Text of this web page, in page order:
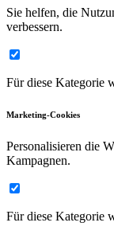
Sie helfen, die
verbessern.
Für diese Kategorie
Marketing-Cookies
Personalisieren die
Kampagnen.
Für diese Kategorie